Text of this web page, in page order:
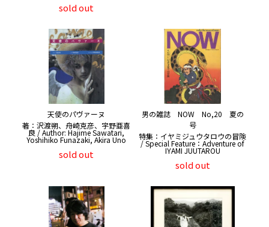
sold out
天使のパヴァーヌ
著：沢渡朔、舟崎克彦、宇野亜喜
良 / Author: Hajime Sawatari,
Yoshihiko Funazaki, Akira Uno
sold out
男の雑誌 NOW No,20 夏の
号
特集：イヤミジュウタロウの冒険
/ Special Feature：Adventure of
IYAMI JUUTAROU
sold out